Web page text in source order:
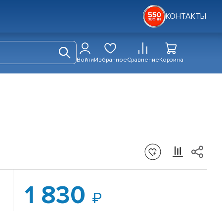
КОНТАКТЫ
ВойтиИзбранноеСравнениеКорзина
1 830